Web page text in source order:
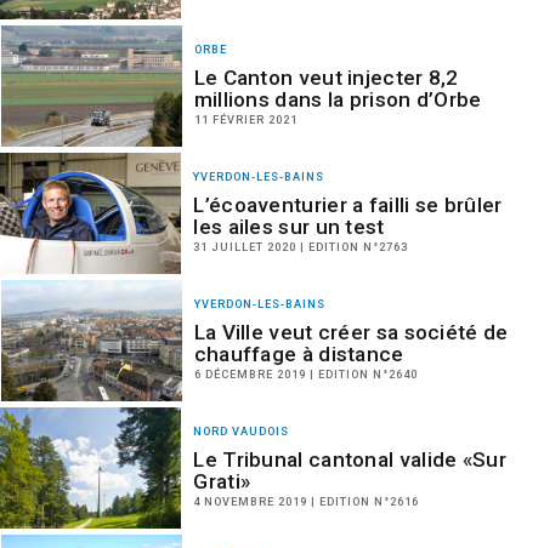
ORBE
Le Canton veut injecter 8,2
millions dans la prison d’Orbe
11 FÉVRIER 2021
YVERDON-LES-BAINS
L’écoaventurier a failli se brûler
les ailes sur un test
31 JUILLET 2020 | EDITION N°2763
YVERDON-LES-BAINS
La Ville veut créer sa société de
chauffage à distance
6 DÉCEMBRE 2019 | EDITION N°2640
NORD VAUDOIS
Le Tribunal cantonal valide «Sur
Grati»
4 NOVEMBRE 2019 | EDITION N°2616